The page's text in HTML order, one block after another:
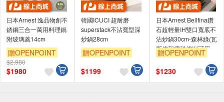
日本Arnest 逸品物創不
銹鋼三合一萬用料理鍋
附玻璃蓋14cm
贈OPENPOINT
$2,980
$1980
韓國ICUCI 超耐磨
superstack不沾寬型深
炒鍋28cm
贈OPENPOINT
$1199
日本Arnest Bellfina鑽
石超輕量IH雙口寬底不
沾炒鍋30cm-森林綠(瓦
斯爐和電磁爐IH可用
款)
贈OPENPOINT
$1230